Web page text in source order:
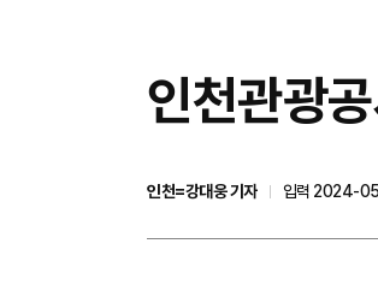
인천관광
인천=강대웅 기자
입력 2024-